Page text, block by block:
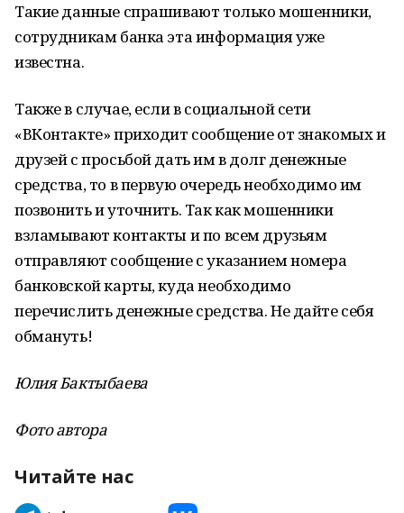
Такие данные спрашивают только мошенники,
сотрудникам банка эта информация уже
известна.
Также в случае, если в социальной сети
«ВКонтакте» приходит сообщение от знакомых и
друзей с просьбой дать им в долг денежные
средства, то в первую очередь необходимо им
позвонить и уточнить. Так как мошенники
взламывают контакты и по всем друзьям
отправляют сообщение с указанием номера
банковской карты, куда необходимо
перечислить денежные средства. Не дайте себя
обмануть!
Юлия Бактыбаева
Фото автора
Читайте нас